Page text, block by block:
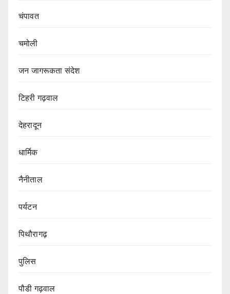
चंपावत
चमोली
जन जागरूकता संदेश
टिहरी गढ़वाल
देहरादून
धार्मिक
नैनीताल
पर्यटन
पिथौरागढ़
पुलिस
पौडी गढ़वाल